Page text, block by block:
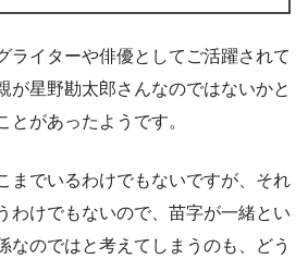
ライターや俳優としてご活躍されて
が星野勘太郎さんなのではないかと
とがあったようです。
までいるわけでもないですが、それ
わけでもないので、苗字が一緒とい
なのではと考えてしまうのも、どう